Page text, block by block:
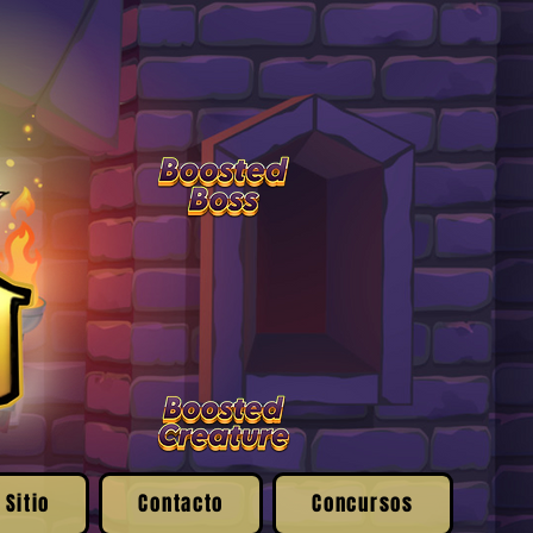
Contacto Concursos